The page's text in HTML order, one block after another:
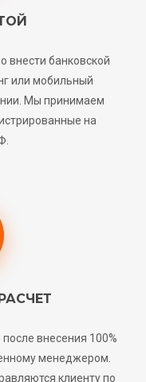
внести банковской
или мобильный
Мы принимаем
на
внесения 100%
менеджером.
клиенту по